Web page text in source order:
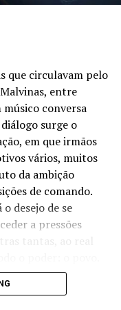
geral do
dirigentes de
presidentes,
empresas
e fundações
cargo de
na economia
com condições
o afastamento
à Justiça
objetivos
contrato de
ou de
que circulavam pelo
entre
conversa
surge o
em que irmãos
vários, muitos
da ambição
de comando.
desejo de se
a pressões
tantas, ao real
conflitos de ideias